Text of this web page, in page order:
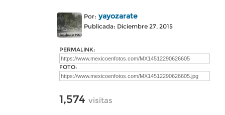
Por: yayozarate
Publicada: Diciembre 27, 2015
PERMALINK:
FOTO:
1,574 visitas